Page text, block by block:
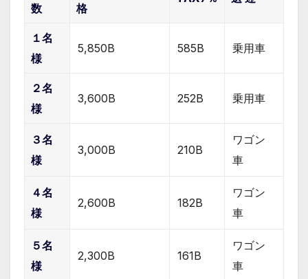
数 格
１名
様
5,850B 585B 乗用車
２名
様
3,600B 252B 乗用車
３名
様
3,000B 210B
ワゴン
車
４名
様
2,600B 182B
ワゴン
車
５名
様
2,300B 161B
ワゴン
車